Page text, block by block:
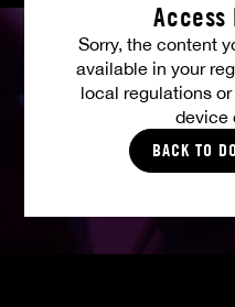
Sorry, the content
available in your
local regulations
device
BACK TO